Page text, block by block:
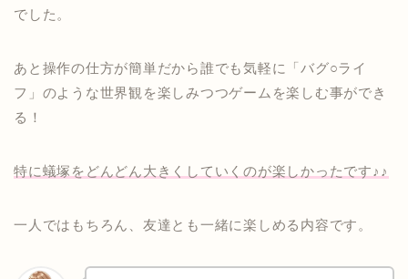
でした。
あと操作の仕方が簡単だから誰でも気軽に「バグ○ライ
フ」のような世界観を楽しみつつゲームを楽しむ事ができ
る！
特に蟻塚をどんどん大きくしていくのが楽しかったです♪♪
一人ではもちろん、友達とも一緒に楽しめる内容です。